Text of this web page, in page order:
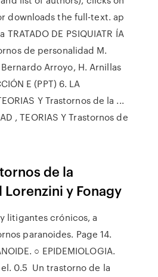
downloads the full-text. ap
DE PSIQUIATR ÍA
de personalidad M.
Arroyo, H. Arnillas
E (PPT) 6. LA
Y Trastornos de la ...
, TEORIAS Y Trastornos de
de la
y Fonagy
litigantes crónicos, a
paranoides. Page 14.
○ EPIDEMIOLOGIA.
0.5 Un trastorno de la